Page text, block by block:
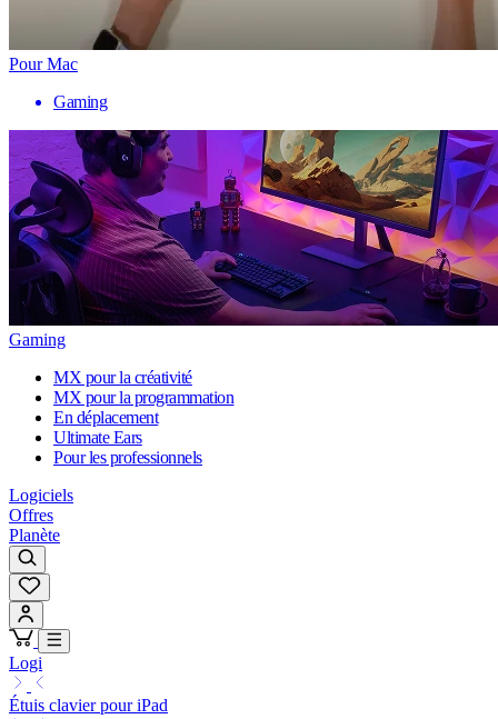
Pour Mac
Gaming
Gaming
MX pour la créativité
MX pour la programmation
En déplacement
Ultimate Ears
Pour les professionnels
Logiciels
Offres
Planète
Logi
Étuis clavier pour iPad